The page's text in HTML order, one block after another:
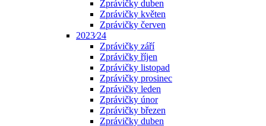
Zprávičky duben
Zprávičky květen
Zprávičky červen
2023⁄24
Zprávičky září
Zprávičky říjen
Zprávičky listopad
Zprávičky prosinec
Zprávičky leden
Zprávičky únor
Zprávičky březen
Zprávičky duben